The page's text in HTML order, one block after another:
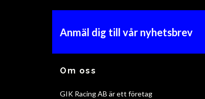
Anmäl dig till vår nyhetsbrev
Om oss
GIK Racing AB är ett företag